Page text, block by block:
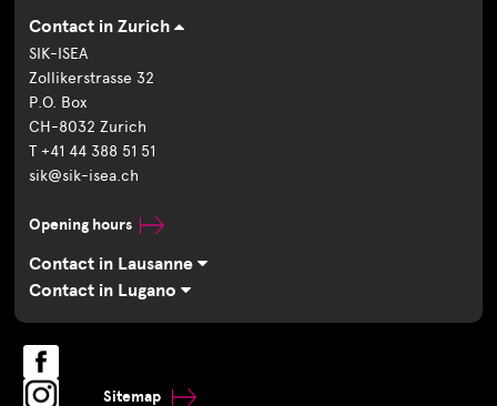
Contact in Zurich
SIK-ISEA
Zollikerstrasse 32
P.O. Box
CH-8032 Zurich
T +41 44 388 51 51
sik@sik-isea.ch
Opening hours
Contact in Lausanne
Contact in Lugano
Sitemap